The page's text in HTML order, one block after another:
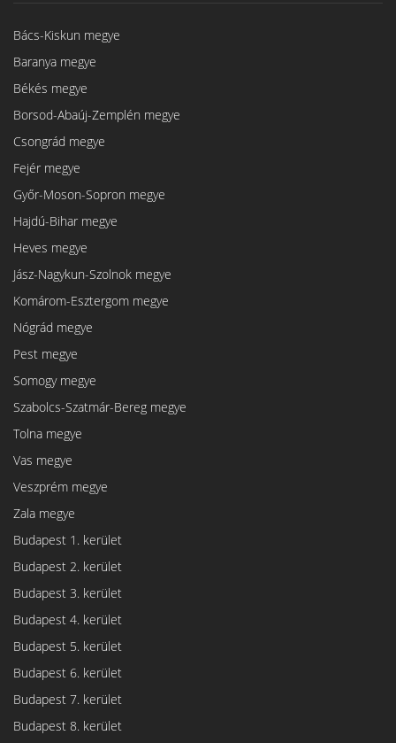
Bács-Kiskun megye
Baranya megye
Békés megye
Borsod-Abaúj-Zemplén megye
Csongrád megye
Fejér megye
Győr-Moson-Sopron megye
Hajdú-Bihar megye
Heves megye
Jász-Nagykun-Szolnok megye
Komárom-Esztergom megye
Nógrád megye
Pest megye
Somogy megye
Szabolcs-Szatmár-Bereg megye
Tolna megye
Vas megye
Veszprém megye
Zala megye
Budapest 1. kerület
Budapest 2. kerület
Budapest 3. kerület
Budapest 4. kerület
Budapest 5. kerület
Budapest 6. kerület
Budapest 7. kerület
Budapest 8. kerület